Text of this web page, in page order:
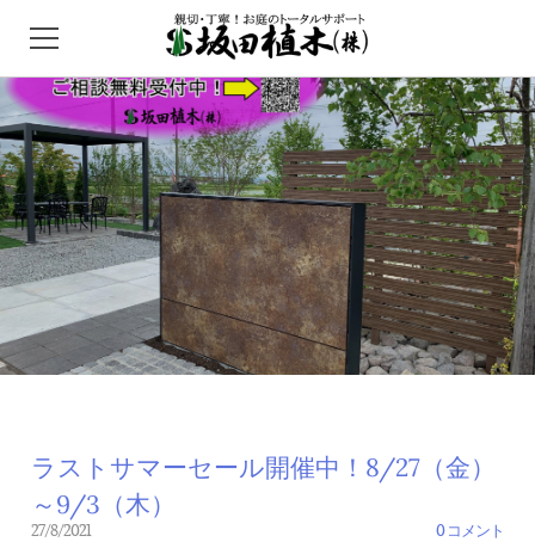
ラストサマーセール開催中！8/27（金）
～9/3（木）
27/8/2021 0 コメント
HOME
ガーデンセンター
外構/エクステリア
インフォメーション
問い合わせ